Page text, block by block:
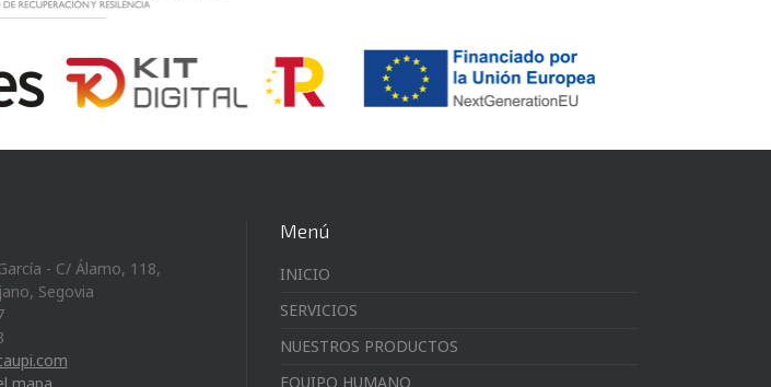
- C/ Álamo, 118,
Segovia
mapa
Menú
INICIO
SERVICIOS
NUESTROS PRODUCTOS
EQUIPO HUMANO